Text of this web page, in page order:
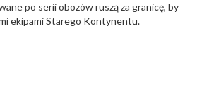
po serii obozów ruszą za granicę, by
ekipami Starego Kontynentu.